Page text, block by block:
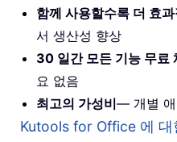
함께 사용할수록 더 효
서 생산성 향상
30 일간 모든 기능 무료
요 없음
최고의 가성비— 개별 애
Kutools for Office 에 대